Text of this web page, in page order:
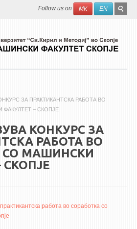
Search
Follow us on МК EN
- НАУЧНО СПИСАНИЕ
ЗА ПРАКТИКАНТСКА РАБОТА ВО
– СКОПЈЕ
КОНКУРС ЗА
РАБОТА ВО
СО МАШИНСКИ
СКОПЈЕ
работа во соработка со